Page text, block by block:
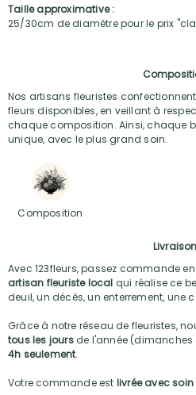
Taille approximative :
25/30cm de diamètre pour le prix
Nos artisans fleuristes
fleurs disponibles, en veillant à
chaque composition. Ainsi, chaque
unique, avec le plus grand soin.
Composition
Avec 123fleurs, passez commande
artisan fleuriste local qui réalise ce
deuil, un décès, un enterrement, une
Grâce à notre réseau de fleuristes,
tous les joursde l'année (dimanches
4h seulement.
Votre commande est livrée avec soin